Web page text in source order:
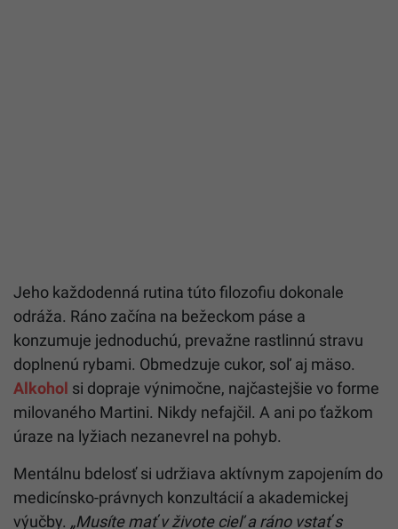
Jeho každodenná rutina túto filozofiu dokonale
odráža. Ráno začína na bežeckom páse a
konzumuje jednoduchú, prevažne rastlinnú stravu
doplnenú rybami. Obmedzuje cukor, soľ aj mäso.
Alkohol si dopraje výnimočne, najčastejšie vo forme
milovaného Martini. Nikdy nefajčil. A ani po ťažkom
úraze na lyžiach nezanevrel na pohyb.
Mentálnu bdelosť si udržiava aktívnym zapojením do
medicínsko-právnych konzultácií a akademickej
výučby. „Musíte mať v živote cieľ a ráno vstať s